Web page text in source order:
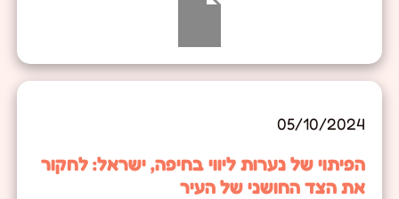
05/10/2024
הפיתוי של נערות ליווי בחיפה, ישראל: לחקור
את הצד החושני של העיר